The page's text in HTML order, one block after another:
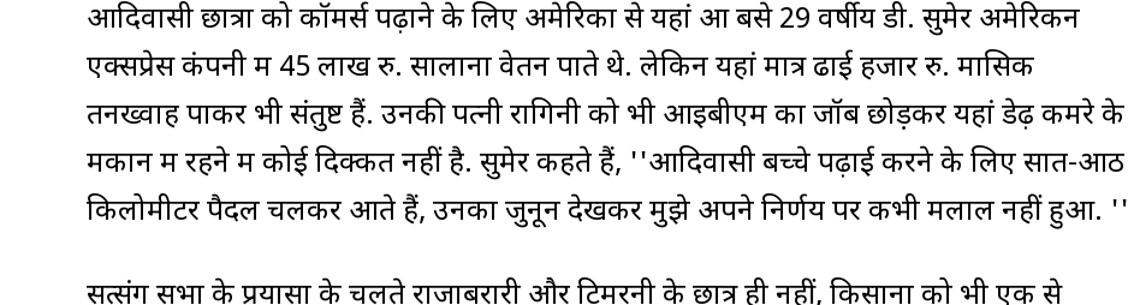
आदिवासी छात्रों को कॉमर्स पढ़ाने के लिए अमेरिका से यहां आ बसे 29 वर्षीय डी. सुमेर अमेरिकन
एक्सप्रेस कंपनी में 45 लाख रु. सालाना वेतन पाते थे. लेकिन यहां मात्र ढाई हजार रु. मासिक
तनख्वाह पाकर भी संतुष्ट हैं. उनकी पत्नी रागिनी को भी आइबीएम का जॉब छोड़कर यहां डेढ़ कमरे के
मकान में रहने में कोई दिक्कत नहीं है. सुमेर कहते हैं, ''आदिवासी बच्चे पढ़ाई करने के लिए सात-आठ
किलोमीटर पैदल चलकर आते हैं, उनका जुनून देखकर मुझे अपने निर्णय पर कभी मलाल नहीं हुआ. ''
सत्संग सभा के प्रयासों के चलते राजाबरारी और टिमरनी के छात्र ही नहीं, किसानों को भी एक से